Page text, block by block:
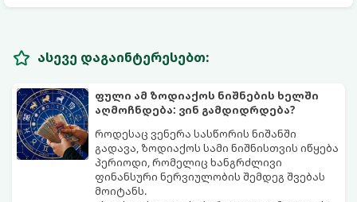
ასევე დაგაინტერესებთ:
ფული ამ ზოდიაქოს ნიშნების ხელში
აღმოჩნდება: ვინ გამდიდრდება?
როდესაც ვენერა სასწორის ნიშანში
გადავა, ზოდიაქოს სამი ნიშნისთვის იწყება
პერიოდი, რომელიც ხანგრძლივი
ფინანსური ნერვიულობის შემდეგ შვებას
მოიტანს.